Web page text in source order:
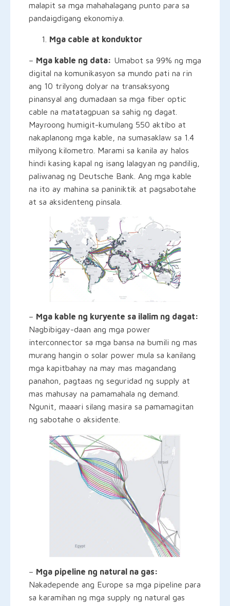
malapit sa mga mahahalagang punto para sa
pandaigdigang ekonomiya.
Mga cable at konduktor
– Mga kable ng data: Umabot sa 99% ng mga
digital na komunikasyon sa mundo pati na rin
ang 10 trilyong dolyar na transaksyong
pinansyal ang dumadaan sa mga fiber optic
cable na matatagpuan sa sahig ng dagat.
Mayroong humigit-kumulang 550 aktibo at
nakaplanong mga kable, na sumasaklaw sa 1.4
milyong kilometro. Marami sa kanila ay halos
hindi kasing kapal ng isang lalagyan ng pandilig,
paliwanag ng Deutsche Bank. Ang mga kable
na ito ay mahina sa paniniktik at pagsabotahe
at sa aksidenteng pinsala.
– Mga kable ng kuryente sa ilalim ng dagat:
Nagbibigay-daan ang mga power
interconnector sa mga bansa na bumili ng mas
murang hangin o solar power mula sa kanilang
mga kapitbahay na may mas magandang
panahon, pagtaas ng seguridad ng supply at
mas mahusay na pamamahala ng demand.
Ngunit, maaari silang masira sa pamamagitan
ng sabotahe o aksidente.
– Mga pipeline ng natural na gas:
Nakadepende ang Europe sa mga pipeline para
sa karamihan ng mga supply ng natural gas